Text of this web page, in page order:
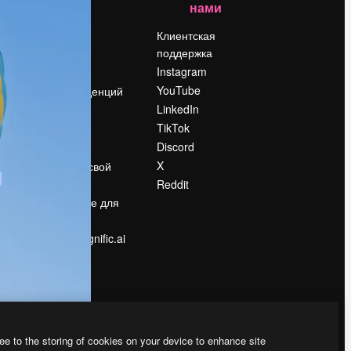
Поиск тенденций
Продайте свой
Помещение для
Ищете magnific.ai
нами
Клиентская
поддержка
Instagram
YouTube
LinkedIn
TikTok
Discord
X
Reddit
to the storing of cookies on your device to enhance site